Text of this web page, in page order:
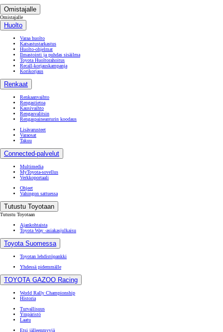
Omistajalle
Omistajalle
Huolto
Varaa huolto
Katsastustarkastus
Huolto-ohjelmat
Ilmastointi ja puhdas sisäilma
Toyota Huoltorahoitus
Recall-korjauskampanja
Korikorjaus
Renkaat
Renkaanvaihto
Rengastietoa
Kausivaihto
Rengasvalitsin
Rengaspaineanturin koodaus
Lisävarusteet
Varaosat
Takuu
Connected-palvelut
Multimedia
MyToyota-sovellus
Verkkoportaali
Ohjeet
Vahingon sattuessa
Tutustu Toyotaan
Tutustu Toyotaan
Ajankohtaista
Toyota Way -asiakasjulkaisu
Toyota Suomessa
Toyotan lehdistöpankki
Yhdessä pidemmälle
TOYOTA GAZOO Racing
World Rally Championship
Historia
Turvallisuus
Ympäristö
Laatu
Etsi jälleenmyyjä